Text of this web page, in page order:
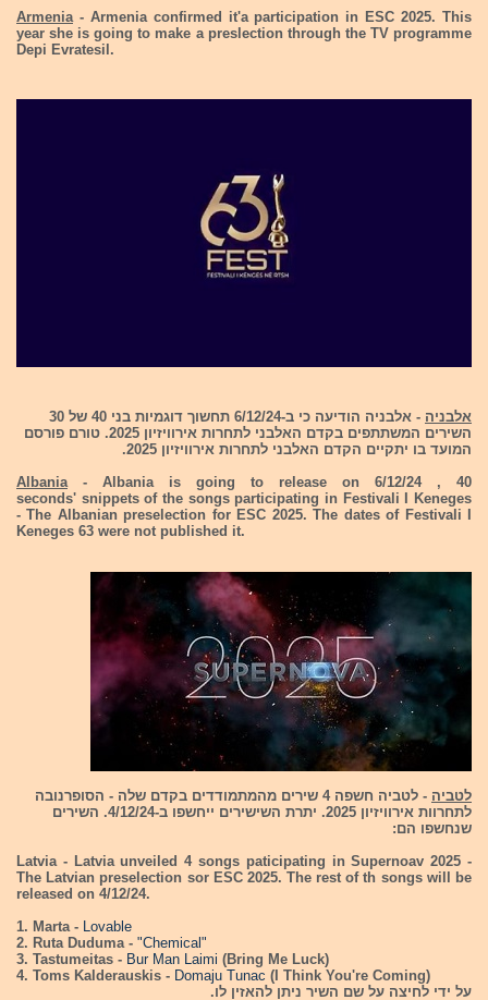
Armenia- Armenia confirmed it'a participation in ESC 2025. This
year she is going to make a preslection through the TV programme
Depi Evratesil.
אלבניה
- אלבניה הודיעה כי ב-6/12/24 תחשוך דוגמיות בני 40 של 30
השירים המשתתפים בקדם האלבני לתחרות אירוויזיון 2025. טורם פורסם
המועד בו יתקיים הקדם האלבני לתחרות אירוויזיון 2025.
Albania- Albania is going to release on 6/12/24 , 40
seconds' snippets of the songs participating in Festivali I Keneges
- The Albanian preselection for ESC 2025. The dates of Festivali I
Keneges 63 were not published it.
לטביה
- לטביה חשפה 4 שירים מהמתמודדים בקדם שלה - הסופרנובה
לתחרוות אירוויזיון 2025. יתרת השישירים ייחשפו ב-4/12/24. השירים
שנחשפו הם:
Latvia - Latvia unveiled 4 songs paticipating in Supernoav 2025 -
The Latvian preselection sor ESC 2025. The rest of th songs will be
released on 4/12/24.
1. Marta - Lovable
2. Ruta Duduma - "Chemical"
3. Tastumeitas - Bur Man Laimi (Bring Me Luck)
4. Toms Kalderauskis - Domaju Tunac (I Think You're Coming)
על ידי לחיצה על שם השיר ניתן להאזין לו.